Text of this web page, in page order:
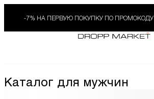
-7% НА ПЕРВУЮ ПОКУПКУ ПО ПРОМОКОДУ
Каталог для мужчин